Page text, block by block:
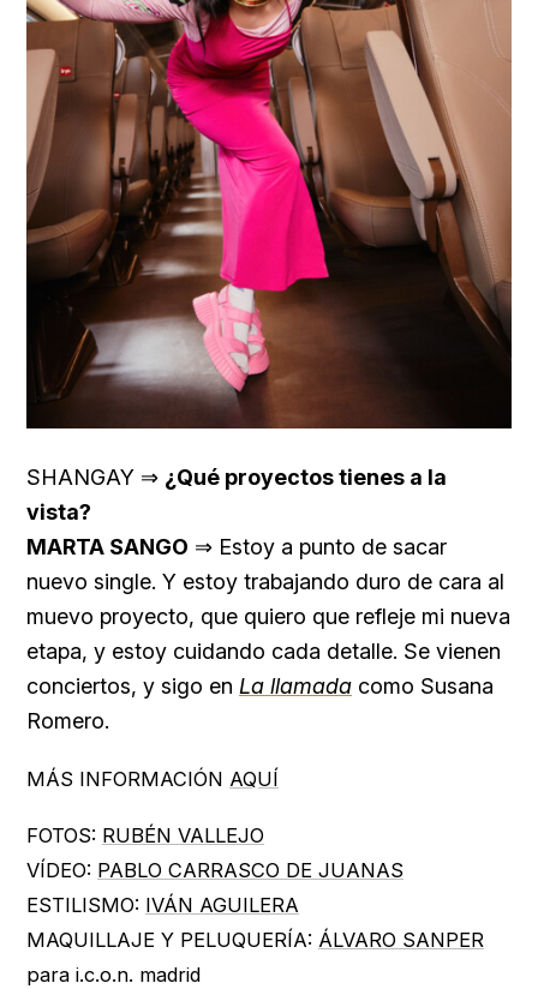
SHANGAY ⇒ ¿Qué proyectos tienes a la
vista?
MARTA SANGO ⇒ Estoy a punto de sacar
nuevo single. Y estoy trabajando duro de cara al
muevo proyecto, que quiero que refleje mi nueva
etapa, y estoy cuidando cada detalle. Se vienen
conciertos, y sigo en La llamada como Susana
Romero.
MÁS INFORMACIÓN AQUÍ
FOTOS: RUBÉN VALLEJO
VÍDEO: PABLO CARRASCO DE JUANAS
ESTILISMO: IVÁN AGUILERA
MAQUILLAJE Y PELUQUERÍA: ÁLVARO SANPER
para i.c.o.n. madrid